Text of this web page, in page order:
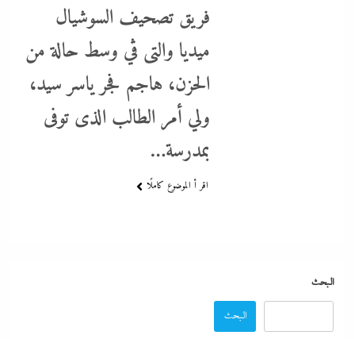
فريق تصحيف السوشيال
ميديا والتى ڤي وسط حالة من
الحزن، هاجم فجر ياسر سيد،
ولي أمر الطالب الذى توفى
بمدرسة…
اقر أ الموضوع كاملًا
البحث
البحث
الديد تايم بعد الاستنزاف الإيرانى: تعليمات قاهرة للمصانع العسكرية
الأمريكية لإنقاذ الجيش مع الحرب القادمة